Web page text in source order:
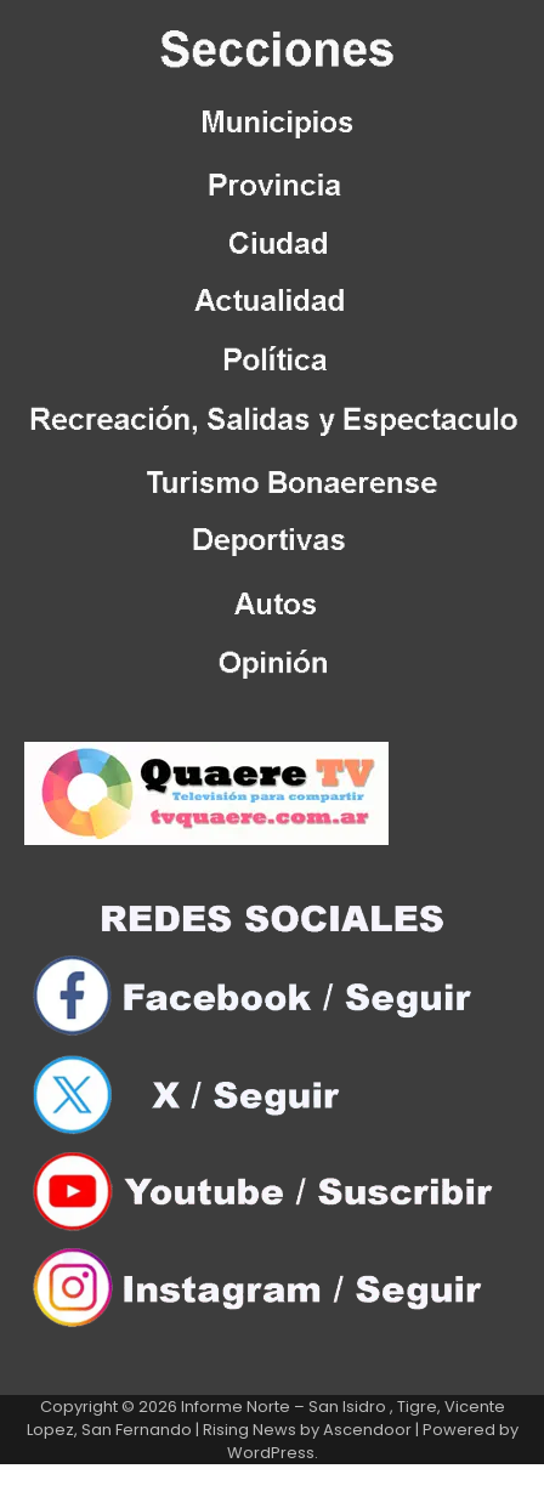
Copyright © 2026 Informe Norte – San Isidro , Tigre, Vicente
Lopez, San Fernando | Rising News byAscendoor| Powered by
WordPress.